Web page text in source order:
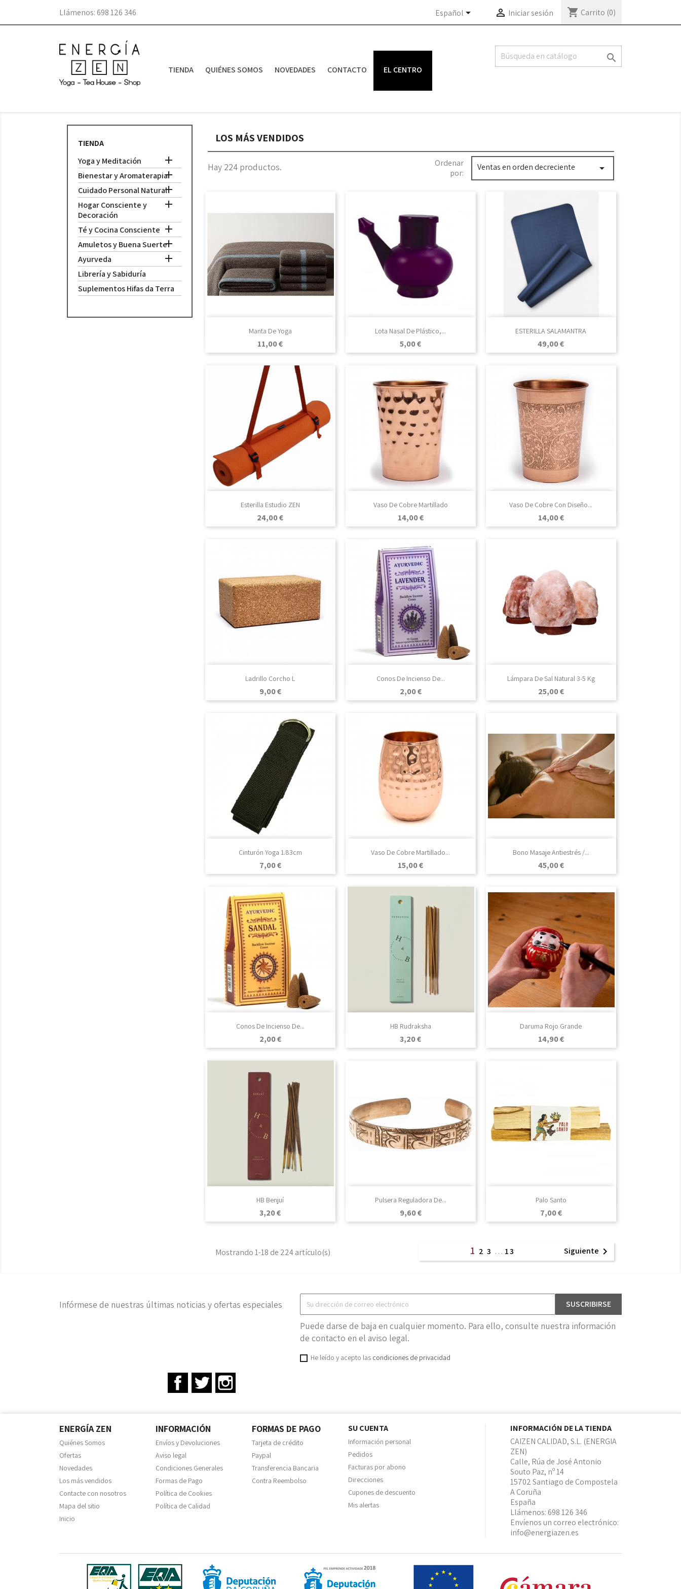
Llámenos: 698 126 346 Español  Iniciar sesión shopping_cart Carrito (0)
TIENDA QUIÉNES SOMOS NOVEDADES CONTACTO EL CENTRO

TIENDA
Yoga y Meditación 
Bienestar y Aromaterapia
Cuidado Personal Natural
Hogar Consciente y
Decoración

Té y Cocina Consciente 
Amuletos y Buena Suerte
Ayurveda 
Librería y Sabiduría
Suplementos Hifas da Terra
LOS MÁS VENDIDOS
Hay 224 productos.
Ordenar
por:
Ventas en orden decreciente 
Manta De Yoga
Precio
11,00 €
Vista rápida Lota Nasal De Plástico,...
Precio
5,00 €
Vista rápida ESTERILLA SALAMANTRA
Precio
49,00 €
Vista rápida
Azul
Marino
VerdeBerenjena
Esterilla Estudio ZEN
Precio
24,00 €
Vista rápida
Burdeos
Azul Verde
Piedra
Vaso De Cobre Martillado
Precio
14,00 €
Vista rápida Vaso De Cobre Con Diseño...
Precio
14,00 €
Vista rápida
Ladrillo Corcho L
Precio
9,00 €
Vista rápida Conos De Incienso De...
Precio
2,00 €
Vista rápida Lámpara De Sal Natural 3-5 Kg
Precio
25,00 €
Vista rápida
Cinturón Yoga 1.83cm
Precio
7,00 €
Vista rápida
NegroAzul Verde
Pistacho
Vaso De Cobre Martillado...
Precio
15,00 €
Vista rápida Bono Masaje Antiestrés /...
Precio
45,00 €
Vista rápida
Conos De Incienso De...
Precio
2,00 €
Vista rápida HB Rudraksha
Precio
3,20 €
Vista rápida Daruma Rojo Grande
Precio
14,90 €
Vista rápida
HB Benjuí
Precio
3,20 €
Vista rápida Pulsera Reguladora De...
Precio
9,60 €
Vista rápida Palo Santo
Precio
7,00 €
Vista rápida
Mostrando 1-18 de 224 artículo(s) 1 23 … 13 Siguiente 
Infórmese de nuestras últimas noticias y ofertas especiales
Puede darse de baja en cualquier momento. Para ello, consulte nuestra información
de contacto en el aviso legal.
He leído y acepto las condiciones de privacidad
FacebookTwitter
ENERGÍA ZEN
Quiénes Somos
Ofertas
Novedades
Los más vendidos
Contacte con nosotros
Mapa del sitio
Inicio
INFORMACIÓN
Envíos y Devoluciones
Aviso legal
Condiciones Generales
Formas de Pago
Política de Cookies
Política de Calidad
FORMAS DE PAGO
Tarjeta de crédito
Paypal
Transferencia Bancaria
Contra Reembolso
SU CUENTA
Información personal
Pedidos
Facturas por abono
Direcciones
Cupones de descuento
Mis alertas
INFORMACIÓN DE LA TIENDA
CAIZEN CALIDAD, S.L. (ENERGIA
ZEN)
Calle, Rúa de José Antonio
Souto Paz, nº 14
15702 Santiago de Compostela
A Coruña
España
Llámenos: 698 126 346
Envíenos un correo electrónico:
info@energiazen.es